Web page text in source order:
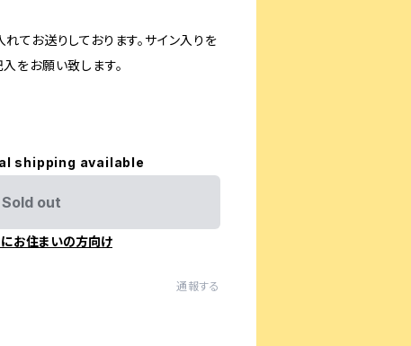
てお送りしております。サイン入りを
をお願い致します。
shipping available
Sold out
お住まいの方向け
通報する